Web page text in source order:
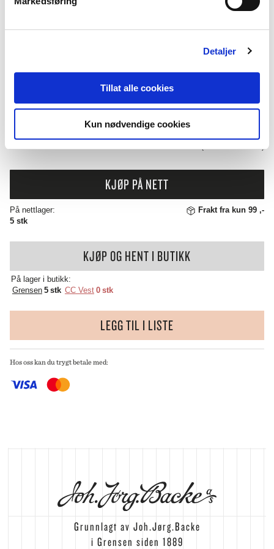
Detaljer
Tillat alle cookies
Kun nødvendige cookies
kirsebæraromaer (0,2%). Ingen tilsatt sukker eller
ML
AMARENA
ANTALL
435,-
KJØP PÅ NETT
På nettlager:
5 stk
Frakt fra kun 99 ,-
KJØP OG HENT I BUTIKK
På lager i butikk:
Grensen5 stk CC Vest0 stk
LEGG TIL I LISTE
Hos oss kan du trygt betale med:
Grunnlagt av Joh.Jørg.Backe
i Grensen siden 1889